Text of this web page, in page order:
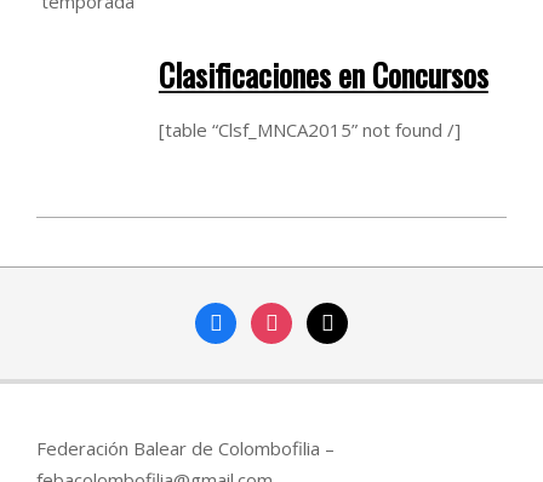
Clasificaciones en Concursos
[table “Clsf_MNCA2015” not found /]
03-
facebookinstagram
mail
Federación Balear de Colombofilia –